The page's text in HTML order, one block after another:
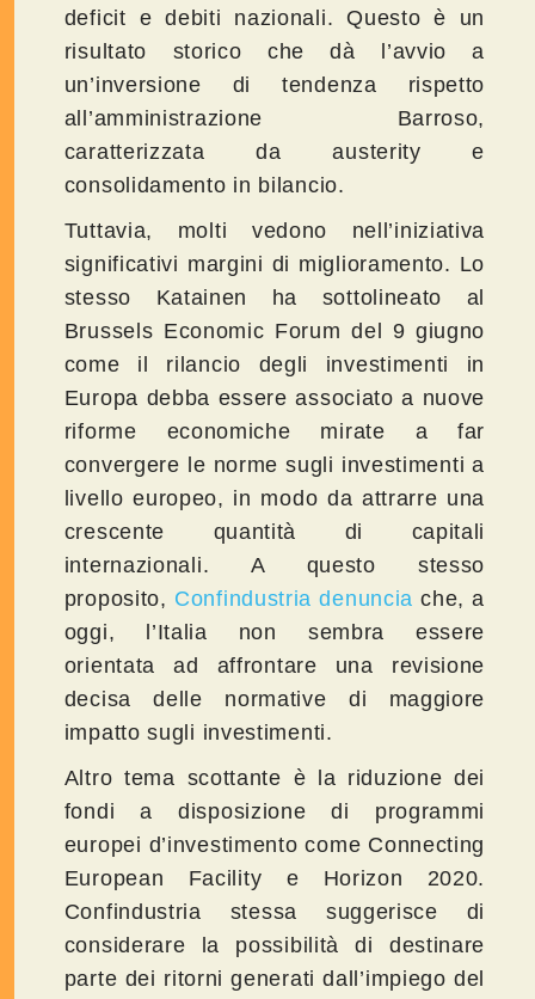
deficit e debiti nazionali. Questo è un
risultato storico che dà l’avvio a
un’inversione di tendenza rispetto
all’amministrazione Barroso,
caratterizzata da austerity e
consolidamento in bilancio.
Tuttavia, molti vedono nell’iniziativa
significativi margini di miglioramento. Lo
stesso Katainen ha sottolineato al
Brussels Economic Forum del 9 giugno
come il rilancio degli investimenti in
Europa debba essere associato a nuove
riforme economiche mirate a far
convergere le norme sugli investimenti a
livello europeo, in modo da attrarre una
crescente quantità di capitali
internazionali. A questo stesso
proposito, Confindustria denuncia che, a
oggi, l’Italia non sembra essere
orientata ad affrontare una revisione
decisa delle normative di maggiore
impatto sugli investimenti.
Altro tema scottante è la riduzione dei
fondi a disposizione di programmi
europei d’investimento come Connecting
European Facility e Horizon 2020.
Confindustria stessa suggerisce di
considerare la possibilità di destinare
parte dei ritorni generati dall’impiego del